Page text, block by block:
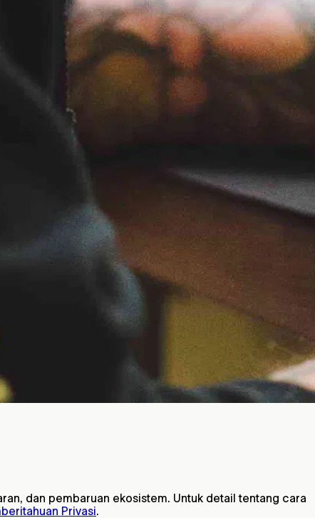
dan pembaruan ekosistem. Untuk detail tentang cara
Privasi.